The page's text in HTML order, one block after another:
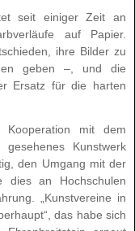
seit einiger Zeit an
auf Papier.
ihre Bilder zu
geben –, und die
Ersatz für die harten
mit dem
Kunstwerk
den Umgang mit der
dies an Hochschulen
„Kunstvereine in
das habe sich